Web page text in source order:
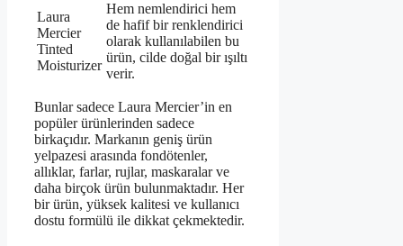
Laura
Mercier
Tinted
Moisturizer
Hem nemlendirici hem
de hafif bir renklendirici
olarak kullanılabilen bu
ürün, cilde doğal bir ışıltı
verir.
Bunlar sadece Laura Mercier’in en
popüler ürünlerinden sadece
birkaçıdır. Markanın geniş ürün
yelpazesi arasında fondötenler,
allıklar, farlar, rujlar, maskaralar ve
daha birçok ürün bulunmaktadır. Her
bir ürün, yüksek kalitesi ve kullanıcı
dostu formülü ile dikkat çekmektedir.